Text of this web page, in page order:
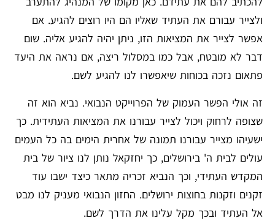
ולצייר עבורם את העתיד שאליו הם היו רוצים להגיע. אם
אפשר לצייר את המציאות הזו, ניתן יהיה להגיע אליה. שום
דבר לא מובטח, אבל כמו במסלול ריצה, אם נראה את היעד
פתאום נזכה בכוחות שיאפשרו לנו להגיע לשם.
זה אולי הפשר העמוק של הפרוייקט הנבואי. נביא הוא זה
שצופה לרחוק ויכול לצייר עבורנו את המציאות העתידית. כך
ישעיהו מצייר עבורנו תמונה של אחרית הימים בה כל העמים
עולים לבית ה' בירושלים, כך יחזקאל נותן לנו ציור של בית
המקדש העתידי, וכך הנביא זכריה מתאר כיצד ישבו עוד
זקנים וזקנות בחוצות ירושלים. החזון הנבואי מעניק לנו מבט
אל העתיד ובכך מקל עלינו את הדרך לשם.